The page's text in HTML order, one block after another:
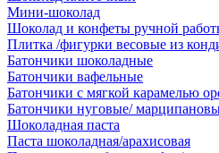
Мини-шоколад
Шоколад и конфеты ручной
Плитка /фигурки весовые из
Батончики шоколадные
Батончики вафельные
Батончики с мягкой карамелью
Батончики нуговые/
Шоколадная паста
Паста шоколадная/арахисовая